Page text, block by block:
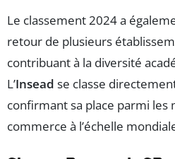
Le classement 2024 a
retour de plusieurs
contribuant à la diversité
L’Insead se classe
confirmant sa place parmi les
commerce à l’échelle